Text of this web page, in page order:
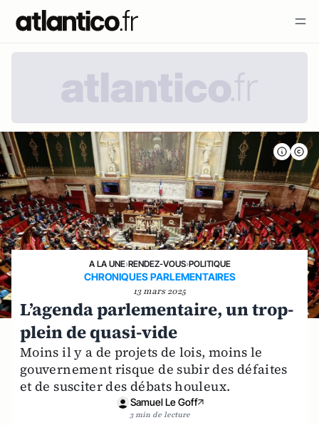
A LA UNE›RENDEZ-VOUS›POLITIQUE
CHRONIQUES PARLEMENTAIRES
13 mars 2025
L’agenda parlementaire, un trop-
plein de quasi-vide
Moins il y a de projets de lois, moins le
gouvernement risque de subir des défaites
et de susciter des débats houleux.
Samuel Le Goff
3 min de lecture